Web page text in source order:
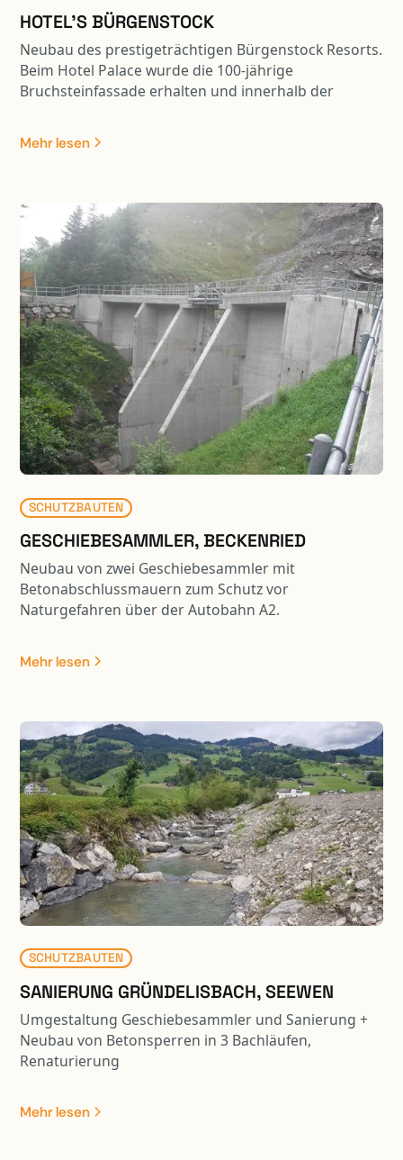
HOTEL'S BÜRGENSTOCK
Neubau des prestigeträchtigen Bürgenstock Resorts.
Beim Hotel Palace wurde die 100-jährige
Bruchsteinfassade erhalten und innerhalb der
Zudem wurde das Gebäude unterkellert und entlang
der steil abfallenden Bergflanke angebaut. Das
mit spektakulärer Lage auf dem Bergkamm. Die
Fundation des Neubaus wurde inmitten der steil
abfallenden Bergflanke erstellt. Zudem wurden u.a.
die Bergstation der Kehrsiten-Bürgenstock
Standseilbahn, ein Kino, ein Shop sowie ein Ballroom
mit sehr grossen Spannweiten integriert. Beim
Alpine SPA wurde die Tragstruktur des ehemaligen
Gebäude umgebaut und grosszügig erweitert. Dabei
waren zahlreiche Unterfangungen, Spezialaushübe
und unkonventionelle Sicherungen der Tragstruktur
erforderlich. Zudem wurde ein Stollen unter dem
bestehenden Gebäude erstellt.
Mehr lesen
SCHUTZBAUTEN
GESCHIEBESAMMLER, BECKENRIED
Neubau von zwei Geschiebesammler mit
Betonabschlussmauern zum Schutz vor
Naturgefahren über der Autobahn A2.
Mehr lesen
SCHUTZBAUTEN
SANIERUNG GRÜNDELISBACH, SEEWEN
Umgestaltung Geschiebesammler und Sanierung +
Neubau von Betonsperren in 3 Bachläufen,
Renaturierung
Mehr lesen